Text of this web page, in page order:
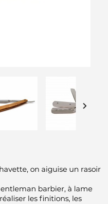

on aiguise un rasoir
barbier, à lame
les finitions, les